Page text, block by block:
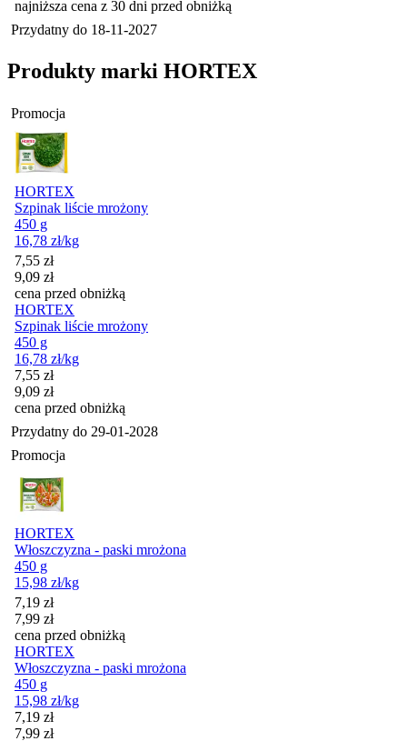
najniższa cena z 30 dni przed obniżką
Przydatny do 18-11-2027
Produkty marki HORTEX
Promocja
HORTEX
Szpinak liście mrożony
450 g
16,78 zł/kg
Cena promocyjna
7,55 zł
9,09 zł
cena przed obniżką
HORTEX
Szpinak liście mrożony
450 g
16,78 zł/kg
Cena promocyjna
7,55 zł
9,09 zł
cena przed obniżką
Przydatny do 29-01-2028
Promocja
HORTEX
Włoszczyzna - paski mrożona
450 g
15,98 zł/kg
Cena promocyjna
7,19 zł
7,99 zł
cena przed obniżką
HORTEX
Włoszczyzna - paski mrożona
450 g
15,98 zł/kg
Cena promocyjna
7,19 zł
7,99 zł